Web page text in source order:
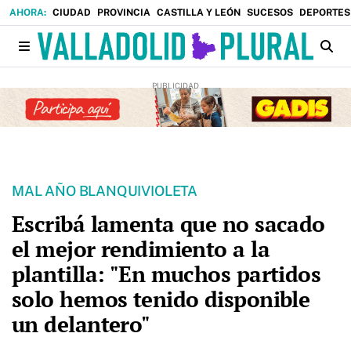
CIUDAD PROVINCIA CASTILLA Y LEÓN SUCESOS DEPORTES
MAL AÑO BLANQUIVIOLETA
Escribá lamenta que no sacado
el mejor rendimiento a la
plantilla: "En muchos partidos
solo hemos tenido disponible
un delantero"